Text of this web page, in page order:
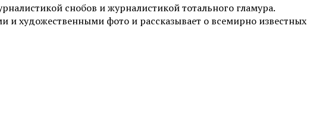
снобов и журналистикой тотального гламура.
и художественными фото и рассказывает о всемирно известных